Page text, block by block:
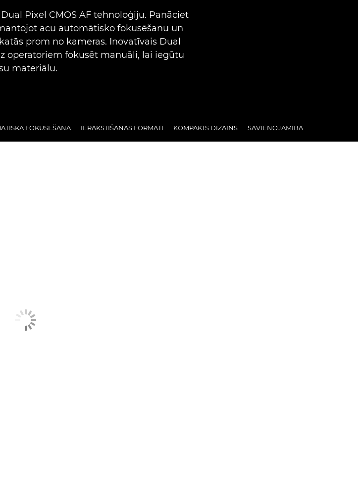
Pixel CMOS AF tehnoloģiju. Panāciet
acu automātisko fokusēšanu un
prom no kameras. Inovatīvais Dual
operatoriem fokusēt manuāli, lai iegūtu
materiālu.
FOKUSĒŠANA IERAKSTĪŠANAS FORMĀTI KOMPAKTS DIZAINS SAVIENOJAMĪBA